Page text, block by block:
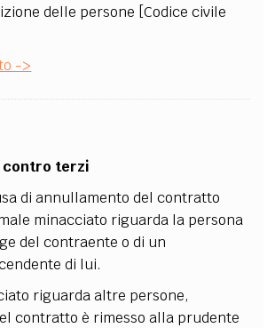
delle persone [Codice civile
->
contro terzi
di annullamento del contratto
minacciato riguarda la persona
del contraente o di un
di lui.
riguarda altre persone,
contratto è rimesso alla prudente